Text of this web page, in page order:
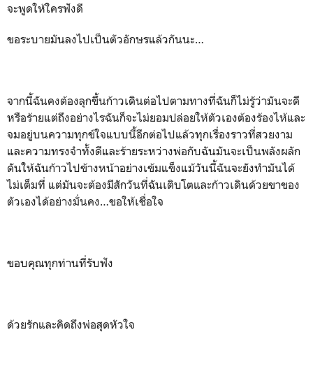
จะพูดให้ใครฟังดี
ขอระบายมันลงไปเป็นตัวอักษรแล้วกันนะ…
จากนี้ฉันคงต้องลุกขึ้นก้าวเดินต่อไปตามทางที่ฉันก็ไม่รู้ว่ามันจะดี
หรือร้ายแต่ถึงอย่างไรฉันก็จะไม่ยอมปล่อยให้ตัวเองต้องร้องไห้และ
จมอยู่บนความทุกข์ใจแบบนี้อีกต่อไปแล้วทุกเรื่องราวที่สวยงาม
และความทรงจำทั้งดีและร้ายระหว่างพ่อกับฉันมันจะเป็นพลังผลัก
ดันให้ฉันก้าวไปข้างหน้าอย่างเข้มแข็งแม้วันนี้ฉันจะยังทำมันได้
ไม่เต็มที่ แต่มันจะต้องมีสักวันที่ฉันเติบโตและก้าวเดินด้วยขาของ
ตัวเองได้อย่างมั่นคง…ขอให้เชื่อใจ
ขอบคุณทุกท่านที่รับฟัง
ด้วยรักและคิดถึงพ่อสุดหัวใจ